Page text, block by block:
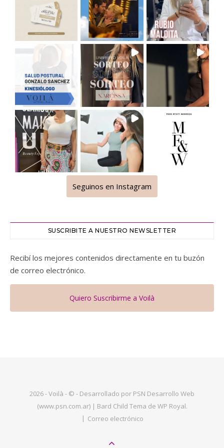
Seguinos en Instagram
SUSCRIBITE A NUESTRO NEWSLETTER
Recibí los mejores contenidos directamente en tu buzón
de correo electrónico.
Quiero Suscribirme a Voilà
2026 - Voilà - © - Desarrollado por PSN Desarrollo Web
(www.psn.com.ar) | Bard Child Tema de WP Royal.
Correo electrónico